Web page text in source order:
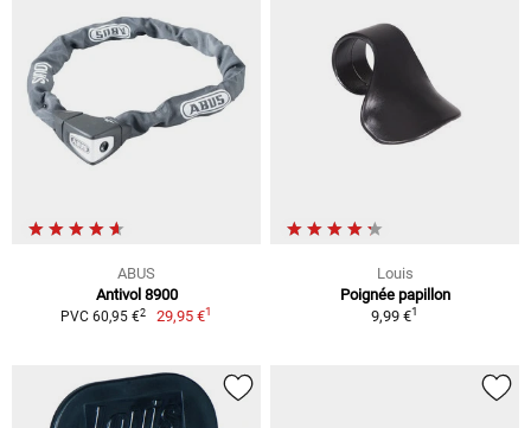
ABUS
Antivol 8900
PVC 60,95 €2 29,95 €1
Louis
Poignée papillon
9,99 €1